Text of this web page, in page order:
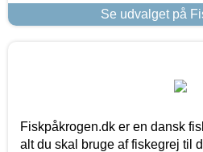
Se udvalget på
Fiskpåkrogen.dk er en dansk
alt du skal bruge af fiskegrej til